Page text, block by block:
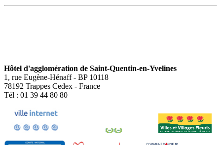
Hôtel d'agglomération de Saint-Quentin-en-Yvelines
1, rue Eugène-Hénaff - BP 10118
78192 Trappes Cedex - France
Tél : 01 39 44 80 80